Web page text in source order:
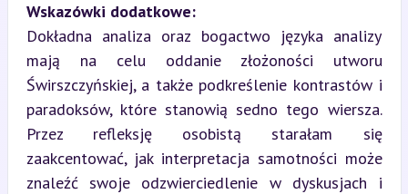
Wskazówki dodatkowe:
Dokładna analiza oraz bogactwo języka analizy
mają na celu oddanie złożoności utworu
Świrszczyńskiej, a także podkreślenie kontrastów i
paradoksów, które stanowią sedno tego wiersza.
Przez refleksję osobistą starałam się
zaakcentować, jak interpretacja samotności może
znaleźć swoje odzwierciedlenie w dyskusjach i